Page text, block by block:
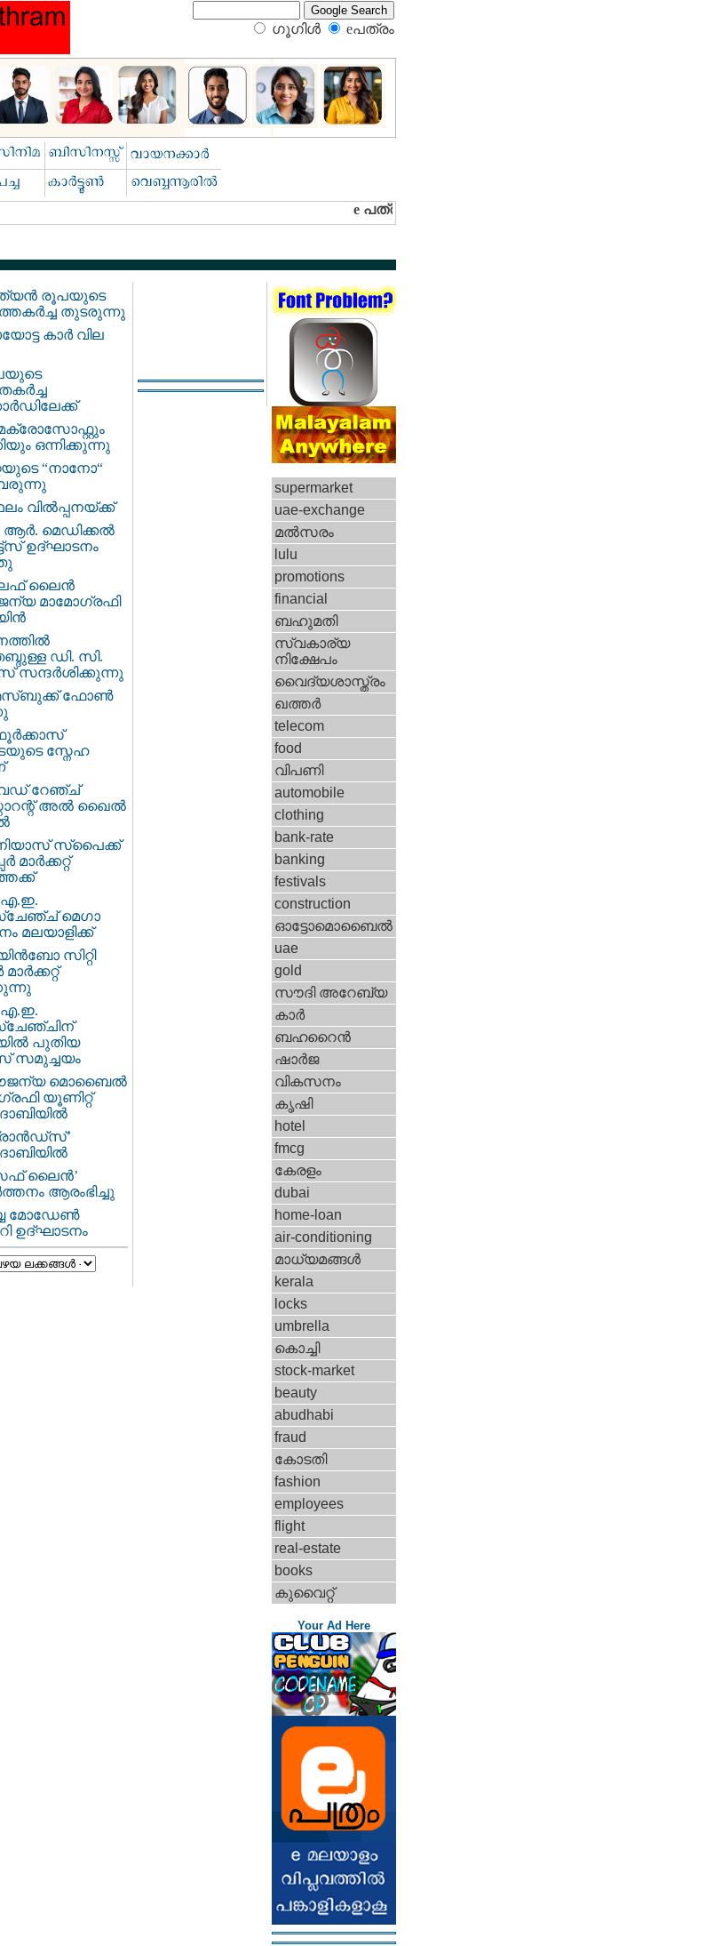
ഗൂഗിള്‍ eപത്രം‍
രൂപയുടെ
തുടരുന്നു
കാര്‍ വില
ഒന്നിക്കുന്നു
“നാനോ“
വരുന്നു
വില്‍പ്പനയ്ക്ക്
ആര്‍. മെഡിക്കല്‍
ഉദ്ഘാടനം
ലൈന്‍
മാമോഗ്രഫി
ഡി. സി.
സന്ദര്‍ശിക്കുന്നു
ഫോണ്‍
സ്നേഹ
റേഞ്ച്
അല്‍ ഖൈല്‍
സ്‌പൈക്ക്
മാര്‍ക്കറ്റ്‌
മെഗാ
മലയാളിക്ക്‌
സിറ്റി
പുതിയ
സമുച്ചയം
മൊബൈല്‍
യൂണിറ്റ്
ലൈന്‍’
ആരംഭിച്ചു
മോഡേണ്‍
ഉദ്ഘാടനം
supermarket
uae-exchange
മല്‍സരം
lulu
promotions
financial
ബഹുമതി
സ്വകാര്യ
നിക്ഷേപം
വൈദ്യശാസ്ത്രം
ഖത്തര്‍
telecom
food
വിപണി
automobile
clothing
bank-rate
banking
festivals
construction
ഓട്ടോമൊബൈല്‍
uae
gold
സൗദി അറേബ്യ
കാര്‍
ബഹറൈന്‍
ഷാര്‍ജ
വികസനം
കൃഷി
hotel
fmcg
കേരളം
dubai
home-loan
air-conditioning
മാധ്യമങ്ങള്‍
kerala
locks
umbrella
കൊച്ചി
stock-market
beauty
abudhabi
fraud
കോടതി
fashion
employees
flight
real-estate
books
കുവൈറ്റ്‌
Your Ad Here